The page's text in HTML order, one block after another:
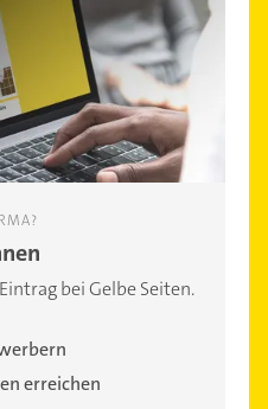
bei Gelbe Seiten.
erreichen